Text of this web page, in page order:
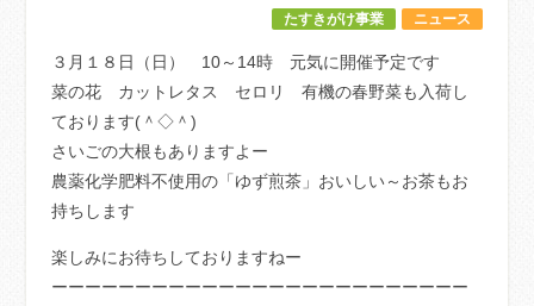
ニュース
たすきがけ事業
３月１８日（日） 10～14時 元気に開催予定です
菜の花 カットレタス セロリ 有機の春野菜も入荷し
ております(＾◇＾)
さいごの大根もありますよー
農薬化学肥料不使用の「ゆず煎茶」おいしい～お茶もお
持ちします
楽しみにお待ちしておりますねー
ーーーーーーーーーーーーーーーーーーーーーーーーー